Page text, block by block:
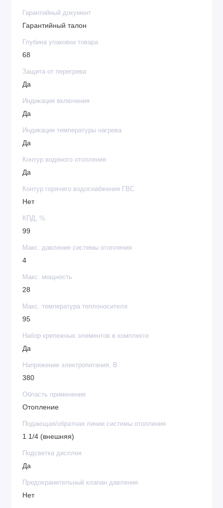
Гарантийный документ
Гарантийный талон
Глубина упаковки товара
68
Защита от перегрева
Да
Индикация включения
Да
Индикация температуры нагрева
Да
Контур водяного отопления
Да
Контур горячего водоснабжения ГВС
Нет
КПД, %
99
Макс. давление системы отопления
4
Макс. мощность
28
Макс. температура теплоносителя
95
Набор крепежных элементов в комплекте
Да
Напряжение электропитания, В
380
Область применения
Отопление
Подающая/обратная линии системы отопления
1 1/4 (внешняя)
Подсветка дисплея
Да
Предохранительный клапан давления
Нет